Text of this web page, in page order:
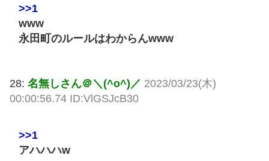
>>1
www
永田町のルールはわからんwww
28: 名無しさん＠＼(^o^)／ 2023/03/23(木)
00:00:56.74 ID:VlGSJcB30
>>1
アハハハw